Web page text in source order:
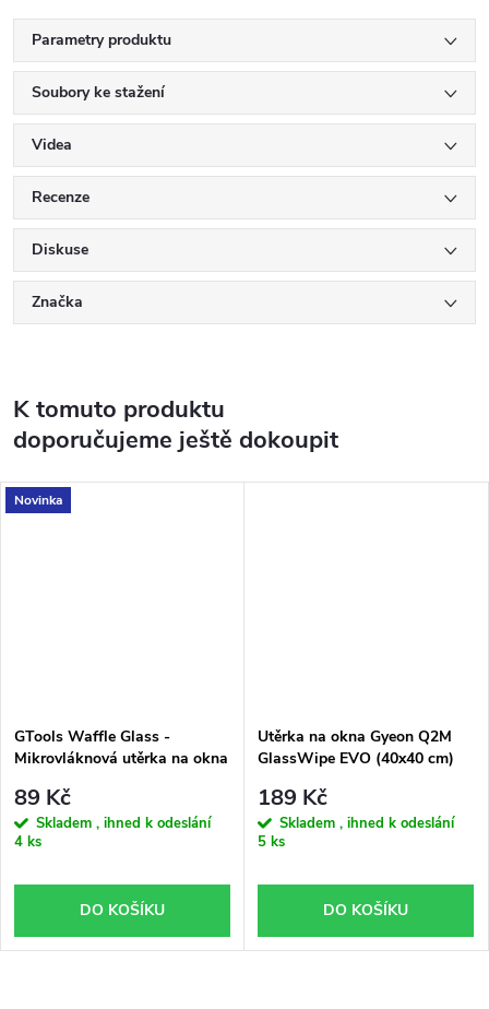
Parametry produktu
Soubory ke stažení
Videa
Recenze
Diskuse
Značka
K tomuto produktu
doporučujeme ještě dokoupit
Novinka
GTools Waffle Glass -
Mikrovláknová utěrka na okna
89 Kč
Skladem , ihned k odeslání
4 ks
DO KOŠÍKU
Utěrka na okna Gyeon Q2M
GlassWipe EVO (40x40 cm)
189 Kč
Skladem , ihned k odeslání
5 ks
DO KOŠÍKU